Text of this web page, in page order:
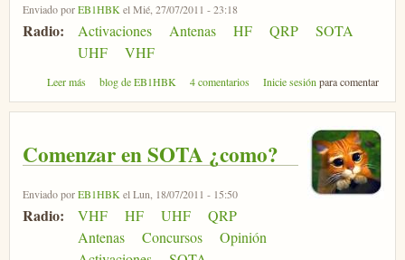
Enviado porEB1HBK el Mié, 27/07/2011 - 23:18
Radio: Activaciones Antenas HF QRP
SOTA
UHF
VHF
Leer más sobre Una pequeña hazaña, SOTA en Torrecerredo
blog de EB1HBK 4 comentarios Inicie sesión para comentar
Comenzar en SOTA ¿como?
Enviado porEB1HBKel Lun, 18/07/2011 - 15:50
Radio: VHF HF UHF
QRP
Antenas
Concursos
Opinión